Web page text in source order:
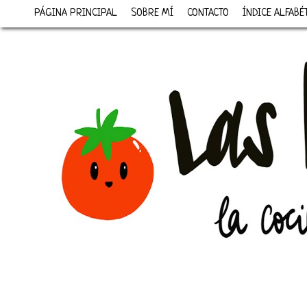
PÁGINA PRINCIPAL SOBRE MÍ CONTACTO ÍNDICE